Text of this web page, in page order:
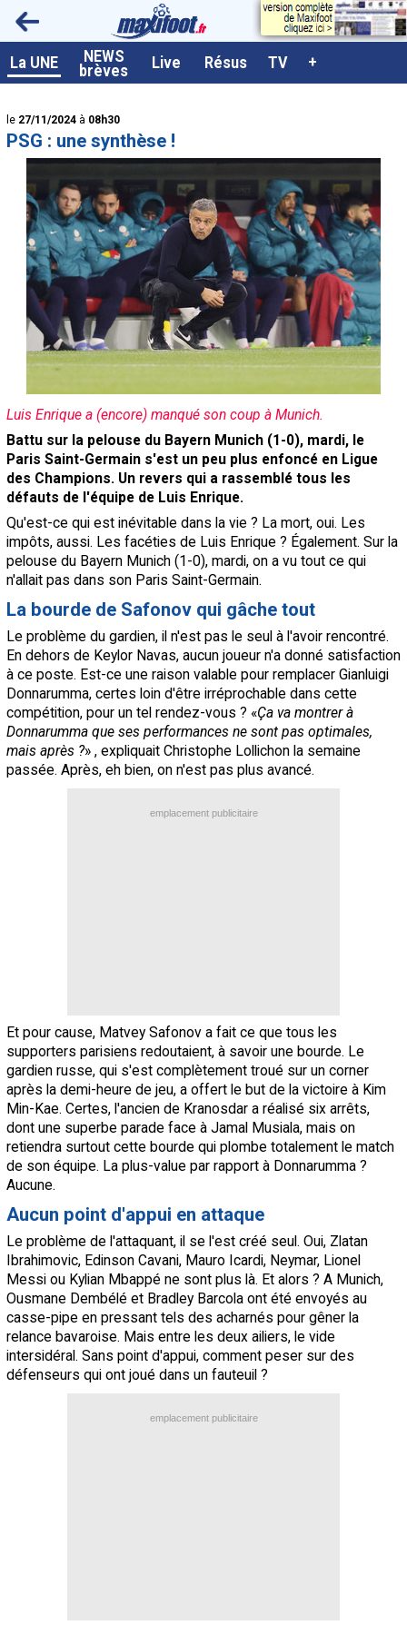
La UNE NEWS
brèves Live Résus TV +
<
le 27/11/2024 à 08h30
PSG : une synthèse !
Luis Enrique a (encore) manqué son coup à Munich.
Battu sur la pelouse du Bayern Munich (1-0), mardi, le
Paris Saint-Germain s'est un peu plus enfoncé en Ligue
des Champions. Un revers qui a rassemblé tous les
défauts de l'équipe de Luis Enrique.
Qu'est-ce qui est inévitable dans la vie ? La mort, oui. Les
impôts, aussi. Les facéties de Luis Enrique ? Également. Sur la
pelouse du Bayern Munich (1-0), mardi, on a vu tout ce qui
n'allait pas dans son Paris Saint-Germain.
La bourde de Safonov qui gâche tout
Le problème du gardien, il n'est pas le seul à l'avoir rencontré.
En dehors de Keylor Navas, aucun joueur n'a donné satisfaction
à ce poste. Est-ce une raison valable pour remplacer Gianluigi
Donnarumma, certes loin d'être irréprochable dans cette
compétition, pour un tel rendez-vous ? «Ça va montrer à
Donnarumma que ses performances ne sont pas optimales,
mais après ?» , expliquait Christophe Lollichon la semaine
passée. Après, eh bien, on n'est pas plus avancé.
emplacement publicitaire
Et pour cause, Matvey Safonov a fait ce que tous les
supporters parisiens redoutaient, à savoir une bourde. Le
gardien russe, qui s'est complètement troué sur un corner
après la demi-heure de jeu, a offert le but de la victoire à Kim
Min-Kae. Certes, l'ancien de Kranosdar a réalisé six arrêts,
dont une superbe parade face à Jamal Musiala, mais on
retiendra surtout cette bourde qui plombe totalement le match
de son équipe. La plus-value par rapport à Donnarumma ?
Aucune.
Aucun point d'appui en attaque
Le problème de l'attaquant, il se l'est créé seul. Oui, Zlatan
Ibrahimovic, Edinson Cavani, Mauro Icardi, Neymar, Lionel
Messi ou Kylian Mbappé ne sont plus là. Et alors ? A Munich,
Ousmane Dembélé et Bradley Barcola ont été envoyés au
casse-pipe en pressant tels des acharnés pour gêner la
relance bavaroise. Mais entre les deux ailiers, le vide
intersidéral. Sans point d'appui, comment peser sur des
défenseurs qui ont joué dans un fauteuil ?
emplacement publicitaire
A la UNE
Live / Matchs en direct
Résultats et Classements
Class. buteurs européens
Programme TV foot
Vidéos
Sondages
Tableau transferts L1
Taille de la police
Paramètrages / Options
Contact / Signaler un bug
Recrutement Maxifoot
Mentions légales
site web Maxifoot.fr